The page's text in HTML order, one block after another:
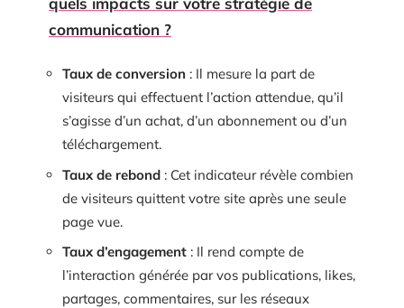
communication ?
Taux de conversion : Il mesure la part de
visiteurs qui effectuent l’action attendue, qu’il
s’agisse d’un achat, d’un abonnement ou d’un
téléchargement.
Taux de rebond : Cet indicateur révèle combien
de visiteurs quittent votre site après une seule
page vue.
Taux d’engagement : Il rend compte de
l’interaction générée par vos publications, likes,
partages, commentaires, sur les réseaux